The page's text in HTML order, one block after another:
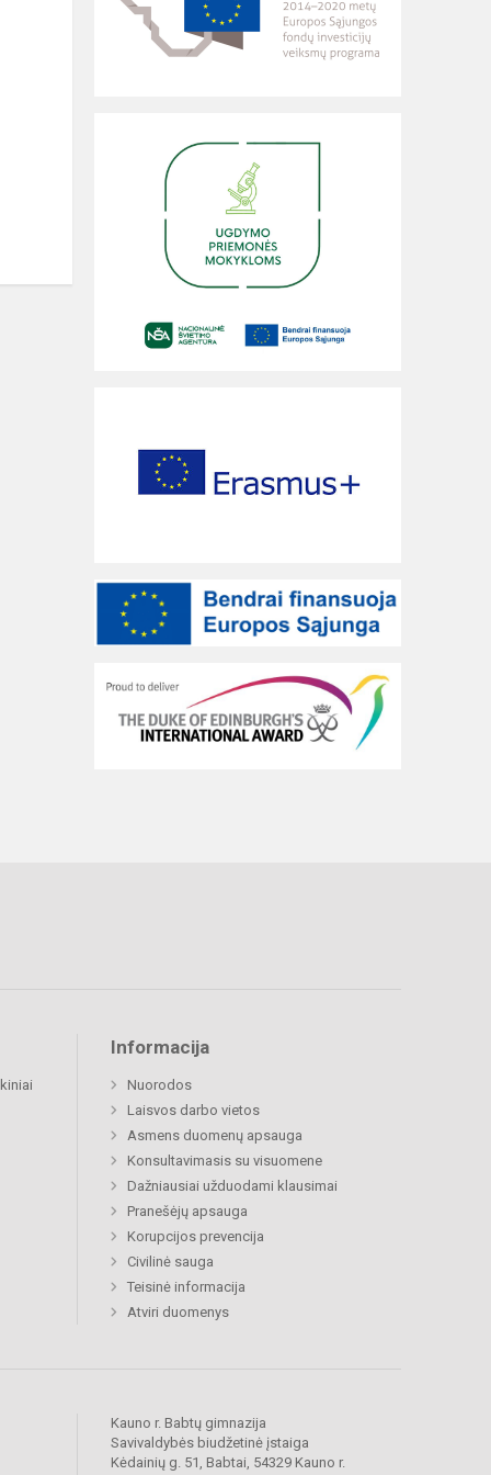
Informacija
Nuorodos
Laisvos darbo vietos
Asmens duomenų apsauga
Konsultavimasis su visuomene
Dažniausiai užduodami klausimai
Pranešėjų apsauga
Korupcijos prevencija
Civilinė sauga
Teisinė informacija
Atviri duomenys
Kauno r. Babtų gimnazija
Savivaldybės biudžetinė įstaiga
Kėdainių g. 51, Babtai, 54329 Kauno r.